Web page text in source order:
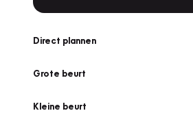
Direct plannen
Grote beurt
Kleine beurt